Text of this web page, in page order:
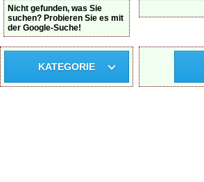
Nicht gefunden, was Sie
suchen? Probieren Sie es mit
der Google-Suche!
KATEGORIE